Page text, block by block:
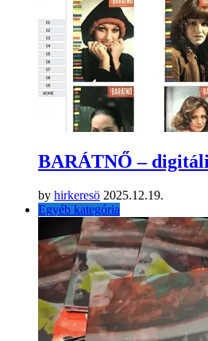
BARÁTNŐ –
by hirkeresö 2025.12.19.
Egyéb kategória